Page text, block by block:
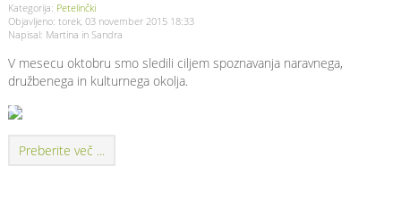
Kategorija: Petelinčki
Objavljeno: torek, 03 november 2015 18:33
Napisal: Martina in Sandra
V mesecu oktobru smo sledili ciljem spoznavanja naravnega,
družbenega in kulturnega okolja.
Preberite več ...